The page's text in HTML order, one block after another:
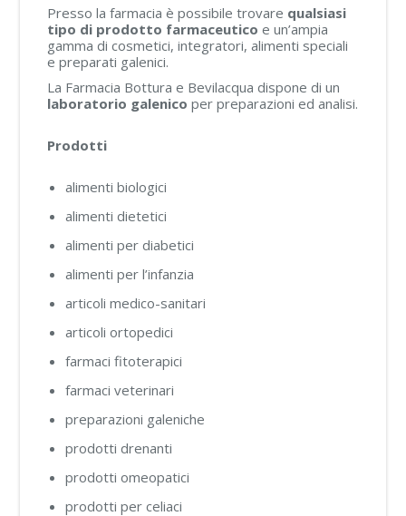
Presso la farmacia è possibile trovare qualsiasi
tipo di prodotto farmaceutico e un’ampia
gamma di cosmetici, integratori, alimenti speciali
e preparati galenici.
La Farmacia Bottura e Bevilacqua dispone di un
laboratorio galenico per preparazioni ed analisi.
Prodotti
alimenti biologici
alimenti dietetici
alimenti per diabetici
alimenti per l’infanzia
articoli medico-sanitari
articoli ortopedici
farmaci fitoterapici
farmaci veterinari
preparazioni galeniche
prodotti drenanti
prodotti omeopatici
prodotti per celiaci